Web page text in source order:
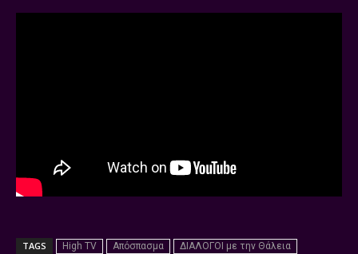
TAGS High TV Απόσπασμα
ΔΙΑΛΟΓΟΙ με την Θάλεια